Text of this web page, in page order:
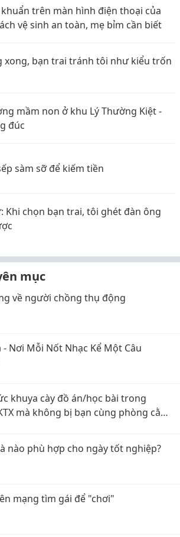
trên màn hình điện thoại của
vệ sinh an toàn, mẹ bỉm cần biết
xong, bạn trai tránh tôi như kiểu trốn
mầm non ở khu Lý Thường Kiệt -
đúc
sàm sỡ để kiếm tiền
Khi chọn bạn trai, tôi ghét đàn ông
mục
về người chồng thụ động
- Nơi Mỗi Nốt Nhạc Kể Một Câu
khuya cày đồ án/học bài trong
mà không bị bạn cùng phòng cằn
nào phù hợp cho ngày tốt nghiệp?
mạng tìm gái để "chơi"